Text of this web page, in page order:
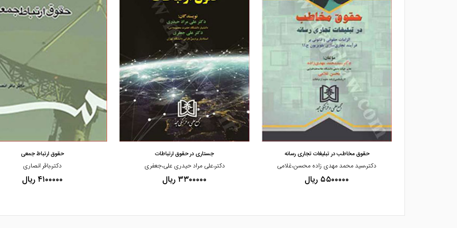
مشاهده و خرید مشاهده و خرید
حقوق مخاطب در تبلیغات تجاری رسانه
دکتر،سید محمد مهدی زاده محسن،غلامی
۵۵۰۰۰۰۰ ریال
مشاهده و خرید
جستاری در حقوق ارتباطات
دکتر،علی مراد حیدری علی،جعفری
۳۳۰۰۰۰۰ ریال
حقوق ارتباط جمعی
دکتر،باقر انصاری
۴۱۰۰۰۰۰ ریال